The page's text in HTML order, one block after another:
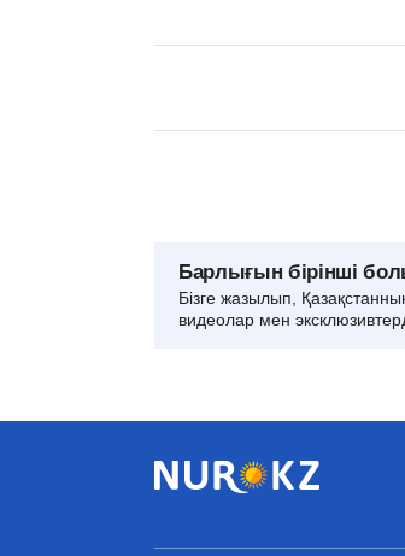
Барлығын бірінші
Бізге жазылып,
видеолар мен